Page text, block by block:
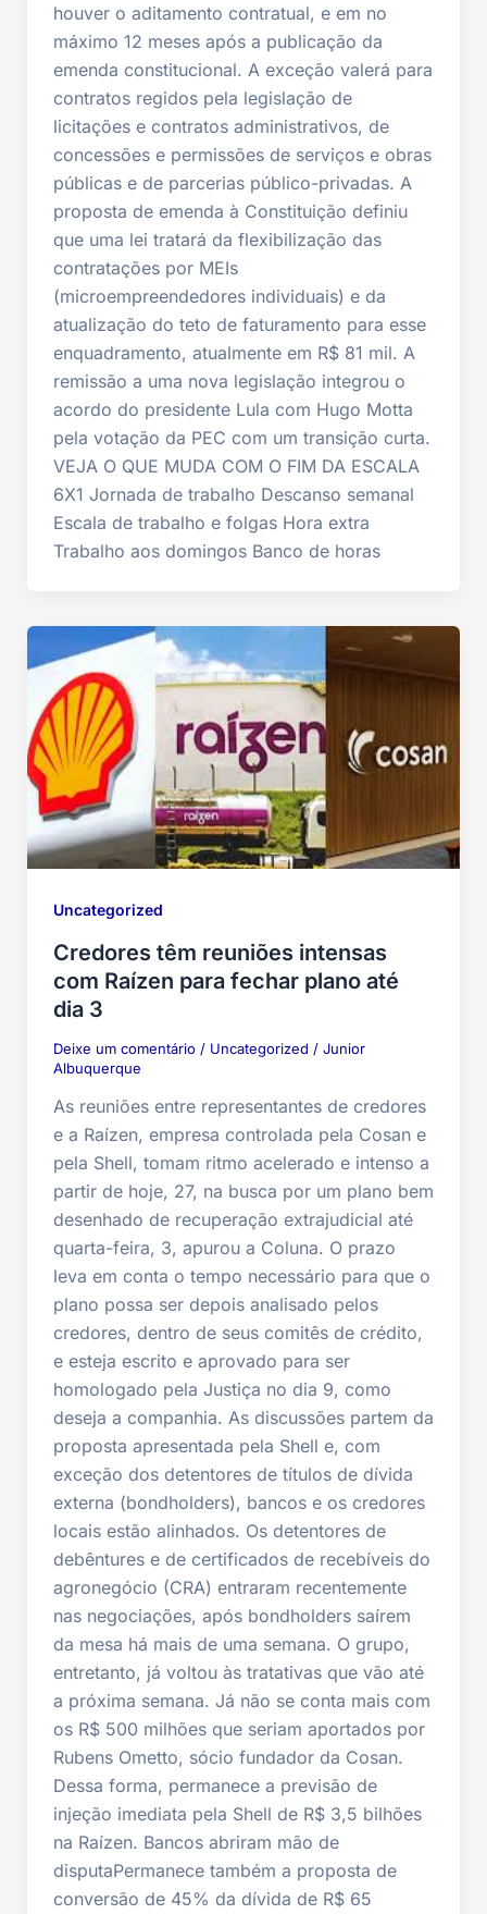
houver o aditamento contratual, e em no
máximo 12 meses após a publicação da
emenda constitucional. A exceção valerá para
contratos regidos pela legislação de
licitações e contratos administrativos, de
concessões e permissões de serviços e obras
públicas e de parcerias público-privadas. A
proposta de emenda à Constituição definiu
que uma lei tratará da flexibilização das
contratações por MEIs
(microempreendedores individuais) e da
atualização do teto de faturamento para esse
enquadramento, atualmente em R$ 81 mil. A
remissão a uma nova legislação integrou o
acordo do presidente Lula com Hugo Motta
pela votação da PEC com um transição curta.
VEJA O QUE MUDA COM O FIM DA ESCALA
6X1 Jornada de trabalho Descanso semanal
Escala de trabalho e folgas Hora extra
Trabalho aos domingos Banco de horas
Uncategorized
Credores têm reuniões intensas
com Raízen para fechar plano até
dia 3
Deixe um comentário / Uncategorized / Junior
Albuquerque
As reuniões entre representantes de credores
e a Raízen, empresa controlada pela Cosan e
pela Shell, tomam ritmo acelerado e intenso a
partir de hoje, 27, na busca por um plano bem
desenhado de recuperação extrajudicial até
quarta-feira, 3, apurou a Coluna. O prazo
leva em conta o tempo necessário para que o
plano possa ser depois analisado pelos
credores, dentro de seus comitês de crédito,
e esteja escrito e aprovado para ser
homologado pela Justiça no dia 9, como
deseja a companhia. As discussões partem da
proposta apresentada pela Shell e, com
exceção dos detentores de títulos de dívida
externa (bondholders), bancos e os credores
locais estão alinhados. Os detentores de
debêntures e de certificados de recebíveis do
agronegócio (CRA) entraram recentemente
nas negociações, após bondholders saírem
da mesa há mais de uma semana. O grupo,
entretanto, já voltou às tratativas que vão até
a próxima semana. Já não se conta mais com
os R$ 500 milhões que seriam aportados por
Rubens Ometto, sócio fundador da Cosan.
Dessa forma, permanece a previsão de
injeção imediata pela Shell de R$ 3,5 bilhões
na Raízen. Bancos abriram mão de
disputaPermanece também a proposta de
conversão de 45% da dívida de R$ 65